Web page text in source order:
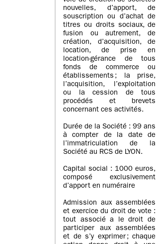
nouvelles, d’apport, de
souscription ou d’achat de
titres ou droits sociaux, de
fusion ou autrement, de
création, d’acquisition, de
location, de prise en
location-gérance de tous
fonds de commerce ou
établissements ; la prise,
l’acquisition, l’exploitation
ou la cession de tous
procédés et brevets
concernant ces activités.
Durée de la Société : 99 ans
à compter de la date de
l’immatriculation de la
Société au RCS de LYON.
Capital social : 1000 euros,
composé exclusivement
d’apport en numéraire
Admission aux assemblées
et exercice du droit de vote :
tout associé a le droit de
participer aux assemblées
et de s’y exprimer ; chaque